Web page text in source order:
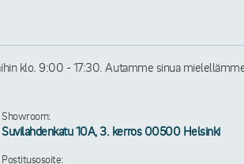
klo. 9:00 - 17:30. Autamme sinua
Showroom:
Suvilahdenkatu 10A, 3. kerros 00500 Helsinki
Postitusosoite: